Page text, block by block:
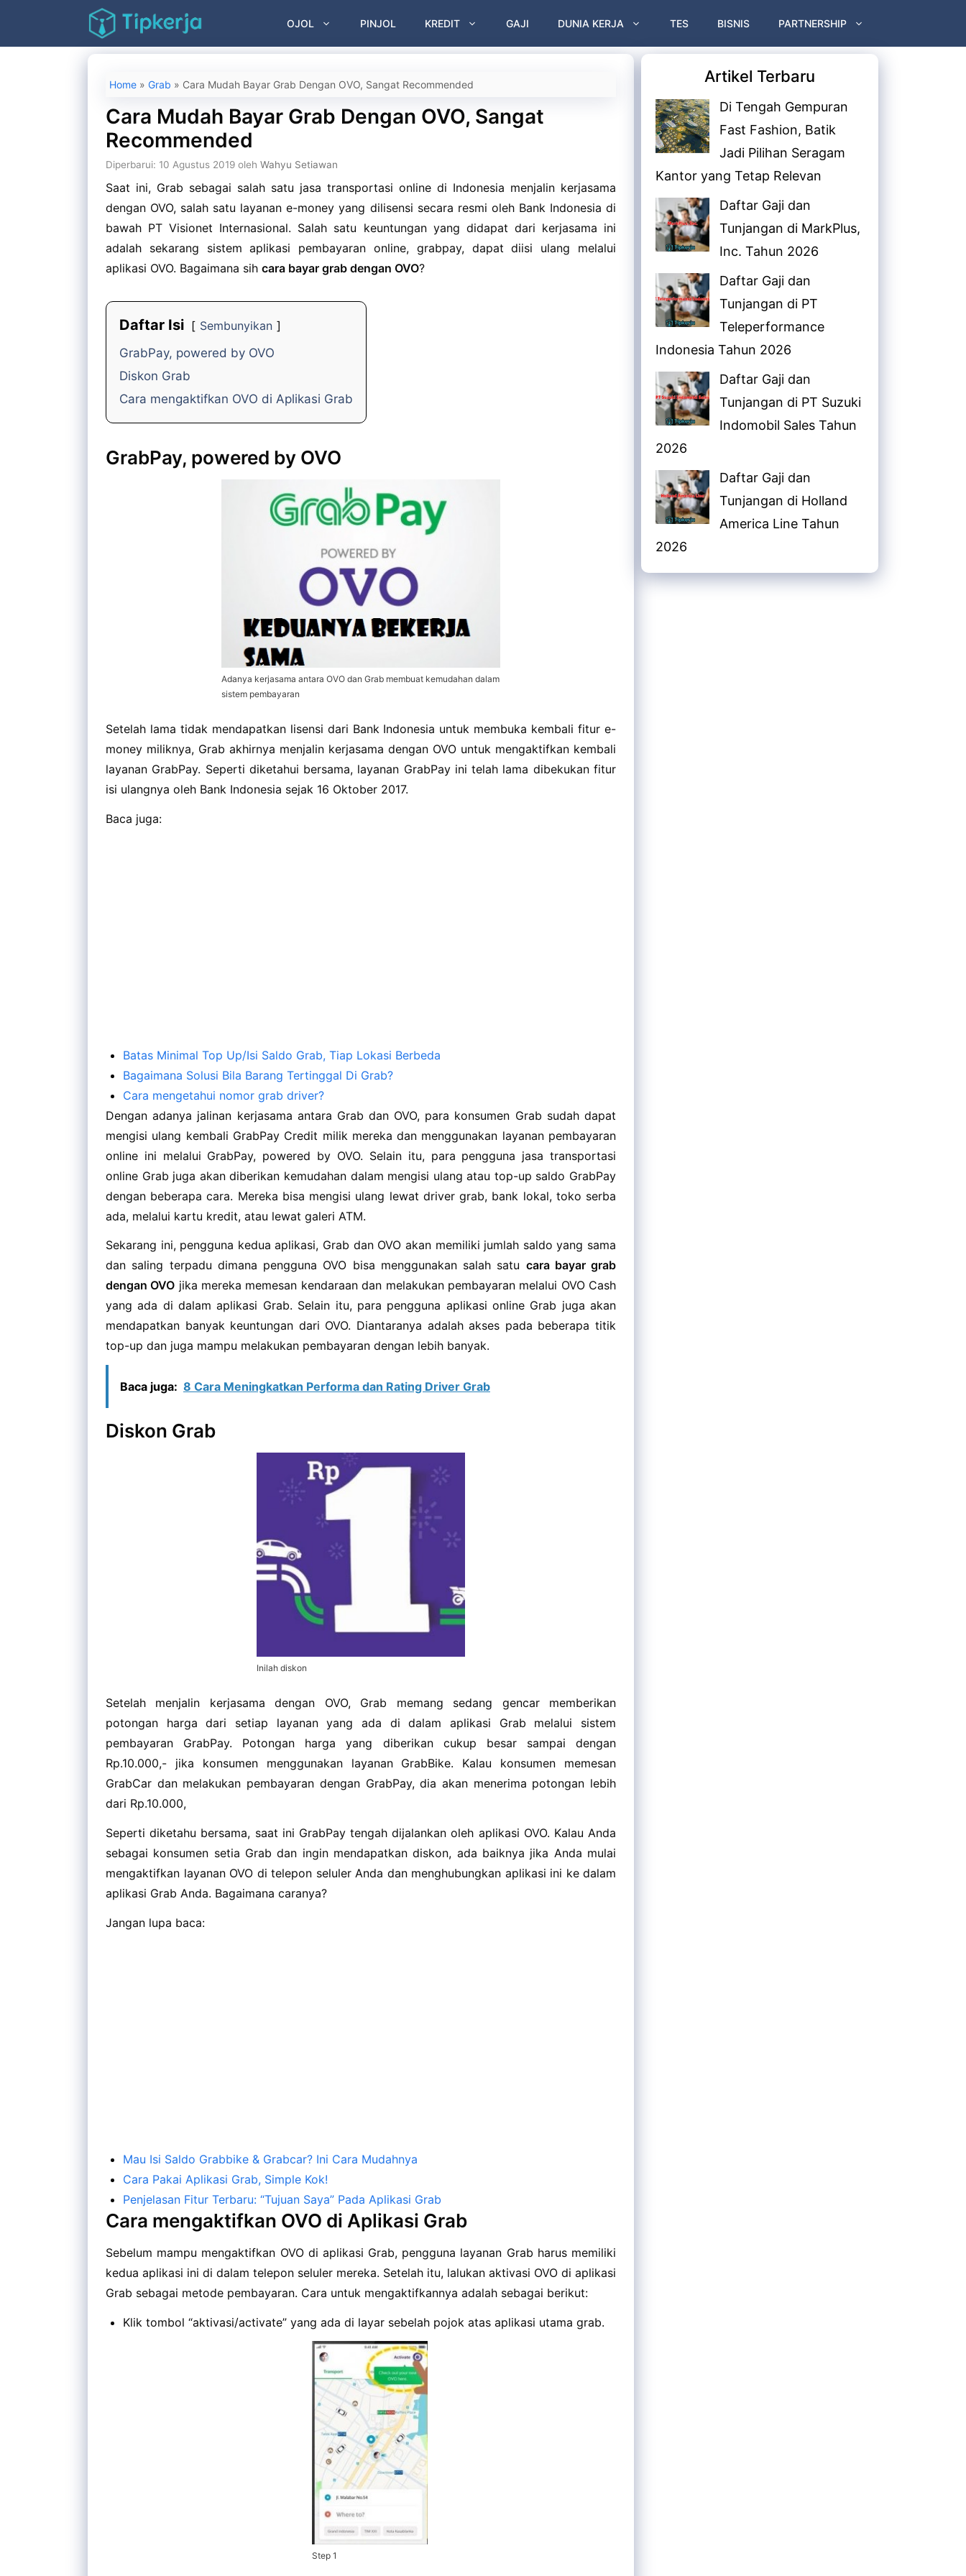
isi
OJOL PINJOL KREDIT GAJI DUNIA KERJA TES BISNIS PARTNERSHIP
Home » Grab » Cara Mudah Bayar Grab Dengan OVO, Sangat Recommended
Cara Mudah Bayar Grab Dengan OVO, Sangat
Recommended
Diperbarui: 10 Agustus 2019 oleh Wahyu Setiawan
Saat ini, Grab sebagai salah satu jasa transportasi online di Indonesia menjalin kerjasama
dengan OVO, salah satu layanan e-money yang dilisensi secara resmi oleh Bank Indonesia di
bawah PT Visionet Internasional. Salah satu keuntungan yang didapat dari kerjasama ini
adalah sekarang sistem aplikasi pembayaran online, grabpay, dapat diisi ulang melalui
aplikasi OVO. Bagaimana sih cara bayar grab dengan OVO?
Daftar Isi
Sembunyikan
GrabPay, powered by OVO
Diskon Grab
Cara mengaktifkan OVO di Aplikasi Grab
GrabPay, powered by OVO
Adanya kerjasama antara OVO dan Grab membuat kemudahan dalam
sistem pembayaran
Setelah lama tidak mendapatkan lisensi dari Bank Indonesia untuk membuka kembali fitur e-
money miliknya, Grab akhirnya menjalin kerjasama dengan OVO untuk mengaktifkan kembali
layanan GrabPay. Seperti diketahui bersama, layanan GrabPay ini telah lama dibekukan fitur
isi ulangnya oleh Bank Indonesia sejak 16 Oktober 2017.
Baca juga:
Batas Minimal Top Up/Isi Saldo Grab, Tiap Lokasi Berbeda
Bagaimana Solusi Bila Barang Tertinggal Di Grab?
Cara mengetahui nomor grab driver?
Dengan adanya jalinan kerjasama antara Grab dan OVO, para konsumen Grab sudah dapat
mengisi ulang kembali GrabPay Credit milik mereka dan menggunakan layanan pembayaran
online ini melalui GrabPay, powered by OVO. Selain itu, para pengguna jasa transportasi
online Grab juga akan diberikan kemudahan dalam mengisi ulang atau top-up saldo GrabPay
dengan beberapa cara. Mereka bisa mengisi ulang lewat driver grab, bank lokal, toko serba
ada, melalui kartu kredit, atau lewat galeri ATM.
Sekarang ini, pengguna kedua aplikasi, Grab dan OVO akan memiliki jumlah saldo yang sama
dan saling terpadu dimana pengguna OVO bisa menggunakan salah satu cara bayar grab
dengan OVO jika mereka memesan kendaraan dan melakukan pembayaran melalui OVO Cash
yang ada di dalam aplikasi Grab. Selain itu, para pengguna aplikasi online Grab juga akan
mendapatkan banyak keuntungan dari OVO. Diantaranya adalah akses pada beberapa titik
top-up dan juga mampu melakukan pembayaran dengan lebih banyak.
Baca juga: 8 Cara Meningkatkan Performa dan Rating Driver Grab
Diskon Grab
Inilah diskon
Setelah menjalin kerjasama dengan OVO, Grab memang sedang gencar memberikan
potongan harga dari setiap layanan yang ada di dalam aplikasi Grab melalui sistem
pembayaran GrabPay. Potongan harga yang diberikan cukup besar sampai dengan
Rp.10.000,- jika konsumen menggunakan layanan GrabBike. Kalau konsumen memesan
GrabCar dan melakukan pembayaran dengan GrabPay, dia akan menerima potongan lebih
dari Rp.10.000,
Seperti diketahu bersama, saat ini GrabPay tengah dijalankan oleh aplikasi OVO. Kalau Anda
sebagai konsumen setia Grab dan ingin mendapatkan diskon, ada baiknya jika Anda mulai
mengaktifkan layanan OVO di telepon seluler Anda dan menghubungkan aplikasi ini ke dalam
aplikasi Grab Anda. Bagaimana caranya?
Jangan lupa baca:
Mau Isi Saldo Grabbike & Grabcar? Ini Cara Mudahnya
Cara Pakai Aplikasi Grab, Simple Kok!
Penjelasan Fitur Terbaru: “Tujuan Saya” Pada Aplikasi Grab
Cara mengaktifkan OVO di Aplikasi Grab
Sebelum mampu mengaktifkan OVO di aplikasi Grab, pengguna layanan Grab harus memiliki
kedua aplikasi ini di dalam telepon seluler mereka. Setelah itu, lalukan aktivasi OVO di aplikasi
Grab sebagai metode pembayaran. Cara untuk mengaktifkannya adalah sebagai berikut:
Klik tombol “aktivasi/activate” yang ada di layar sebelah pojok atas aplikasi utama grab.
Step 1
Artikel Terbaru
Di Tengah Gempuran
Fast Fashion, Batik
Jadi Pilihan Seragam
Kantor yang Tetap Relevan
Daftar Gaji dan
Tunjangan di MarkPlus,
Inc. Tahun 2026
Daftar Gaji dan
Tunjangan di PT
Teleperformance
Indonesia Tahun 2026
Daftar Gaji dan
Tunjangan di PT Suzuki
Indomobil Sales Tahun
2026
Daftar Gaji dan
Tunjangan di Holland
America Line Tahun
2026